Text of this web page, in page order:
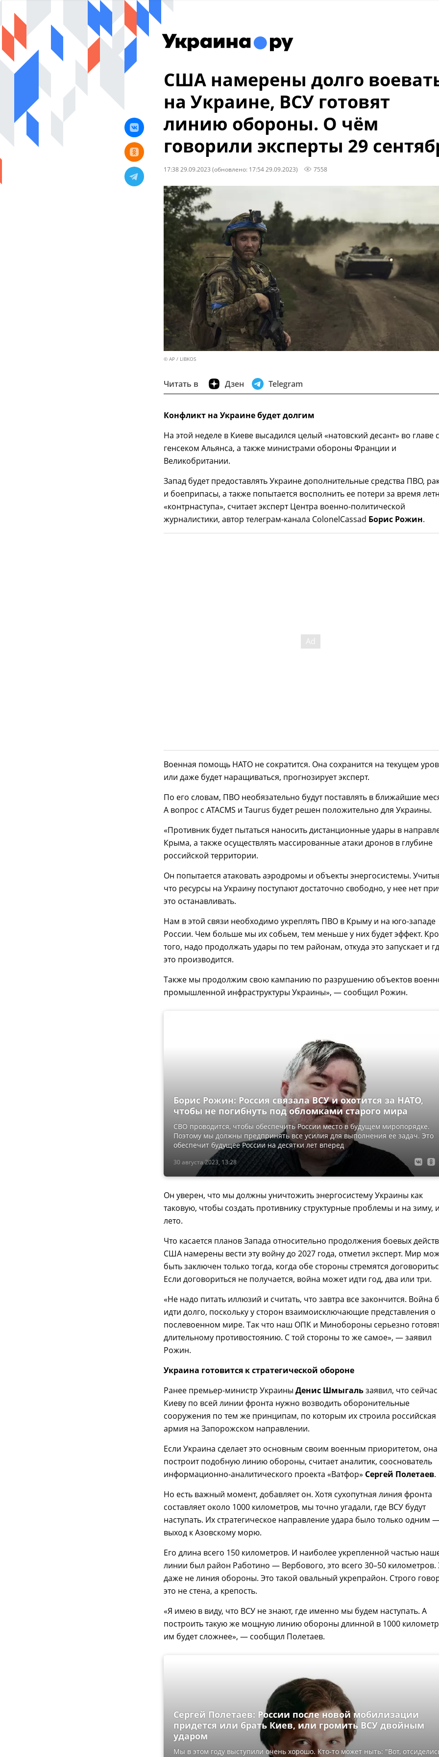
США намерены долго
на Украине, ВСУ готовят
линию обороны. О чём
говорили эксперты 29
17:38 29.09.2023 (обновлено: 17:54 29.09.2023) 7558
© AP / LIBKOS
Читать в Дзен Telegram
Конфликт на Украине будет долгим
На этой неделе в Киеве высадился целый «натовский десант» во главе с
генсеком Альянса, а также министрами обороны Франции и
Великобритании.
Запад будет предоставлять Украине дополнительные средства ПВО,
и боеприпасы, а также попытается восполнить ее потери за время
«контрнаступа», считает эксперт Центра военно-политической
журналистики, автор телеграм-канала ColonelCassad Борис Рожин.
Военная помощь НАТО не сократится. Она сохранится на текущем
или даже будет наращиваться, прогнозирует эксперт.
По его словам, ПВО необязательно будут поставлять в ближайшие
А вопрос с ATACMS и Taurus будет решен положительно для Украины.
«Противник будет пытаться наносить дистанционные удары в
Крыма, а также осуществлять массированные атаки дронов в глубине
российской территории.
Он попытается атаковать аэродромы и объекты энергосистемы.
что ресурсы на Украину поступают достаточно свободно, у нее нет
это останавливать.
Нам в этой связи необходимо укреплять ПВО в Крыму и на юго-западе
России. Чем больше мы их собьем, тем меньше у них будет эффект.
того, надо продолжать удары по тем районам, откуда это запускает и
это производится.
Также мы продолжим свою кампанию по разрушению объектов
промышленной инфраструктуры Украины», — сообщил Рожин.
30 августа 2023, 13:28
Борис Рожин: Россия связала ВСУ и охотится за НАТО,
чтобы не погибнуть под обломками старого мира
СВО проводится, чтобы обеспечить России место в будущем миропорядке.
Поэтому мы должны предпринять все усилия для выполнения ее задач. Это
обеспечит будущее России на десятки лет вперед
Он уверен, что мы должны уничтожить энергосистему Украины как
таковую, чтобы создать противнику структурные проблемы и на зиму,
лето.
Что касается планов Запада относительно продолжения боевых
США намерены вести эту войну до 2027 года, отметил эксперт. Мир
быть заключен только тогда, когда обе стороны стремятся
Если договориться не получается, война может идти год, два или три.
«Не надо питать иллюзий и считать, что завтра все закончится. Война
идти долго, поскольку у сторон взаимоисключающие представления о
послевоенном мире. Так что наш ОПК и Минобороны серьезно
длительному противостоянию. С той стороны то же самое», — заявил
Рожин.
Украина готовится к стратегической обороне
Ранее премьер-министр Украины Денис Шмыгальзаявил, что сейчас
Киеву по всей линии фронта нужно возводить оборонительные
сооружения по тем же принципам, по которым их строила российская
армия на Запорожском направлении.
Если Украина сделает это основным своим военным приоритетом, она
построит подобную линию обороны, считает аналитик, сооснователь
информационно-аналитического проекта «Ватфор» Сергей Полетаев.
Но есть важный момент, добавляет он. Хотя сухопутная линия фронта
составляет около 1000 километров, мы точно угадали, где ВСУ будут
наступать. Их стратегическое направление удара было только одним
выход к Азовскому морю.
Его длина всего 150 километров. И наиболее укрепленной частью
линии был район Работино — Вербового, это всего 30–50 километров.
даже не линия обороны. Это такой овальный укрепрайон. Строго
это не стена, а крепость.
«Я имею в виду, что ВСУ не знают, где именно мы будем наступать. А
построить такую же мощную линию обороны длинной в 1000
им будет сложнее», — сообщил Полетаев.
Сергей Полетаев: России после новой мобилизации
придется или брать Киев, или громить ВСУ двойным
ударом
Мы в этом году выступили очень хорошо. Кто-то может ныть: "Вот,